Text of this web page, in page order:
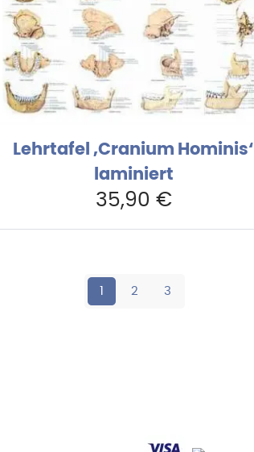
Lehrtafel ‚Cranium Hominis‘
laminiert
35,90 €
2 3